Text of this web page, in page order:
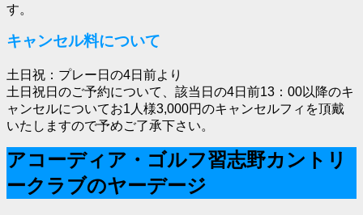
す。
キャンセル料について
土日祝：プレー日の4日前より
土日祝日のご予約について、該当日の4日前13：00以降のキ
ャンセルについてお1人様3,000円のキャンセルフィを頂戴
いたしますので予めご了承下さい。
アコーディア・ゴルフ習志野カントリ
ークラブのヤーデージ